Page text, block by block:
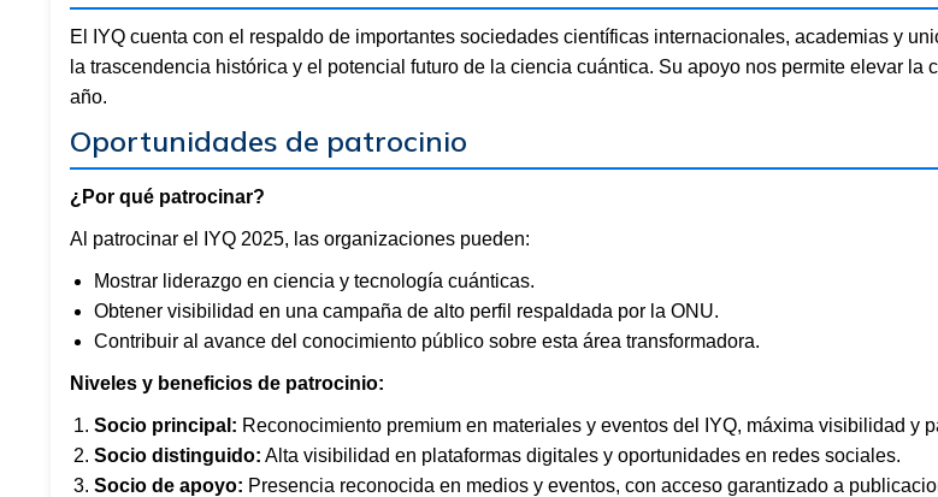
El IYQ cuenta con el respaldo de importantes sociedades científicas internacionales, academias y
la trascendencia histórica y el potencial futuro de la ciencia cuántica. Su apoyo nos permite elevar
año.
Oportunidades de patrocinio
¿Por qué patrocinar?
Al patrocinar el IYQ 2025, las organizaciones pueden:
Mostrar liderazgo en ciencia y tecnología cuánticas.
Obtener visibilidad en una campaña de alto perfil respaldada por la ONU.
Contribuir al avance del conocimiento público sobre esta área transformadora.
Niveles y beneficios de patrocinio:
Socio principal: Reconocimiento premium en materiales y eventos del IYQ, máxima visibilidad y
Socio distinguido: Alta visibilidad en plataformas digitales y oportunidades en redes sociales.
Socio de apoyo: Presencia reconocida en medios y eventos, con acceso garantizado a